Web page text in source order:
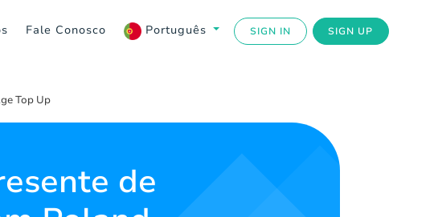
Fale Conosco Português SIGN IN SIGN UP
Top Up
de